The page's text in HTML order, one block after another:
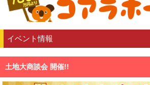
イベント情報
土地大商談会 開催!!